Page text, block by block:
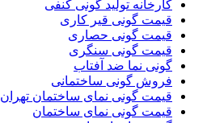
کارخانه تولید گونی کنفی
قیمت گونی قیر کاری
قیمت گونی حصاری
قیمت گونی سنگری
گونی نما ضد آفتاب
فروش گونی ساختمانی
قیمت گونی نمای ساختمان تهران
قیمت گونی نمای ساختمان